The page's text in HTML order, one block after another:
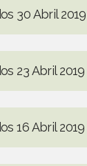
30 Abril 2019
23 Abril 2019
16 Abril 2019